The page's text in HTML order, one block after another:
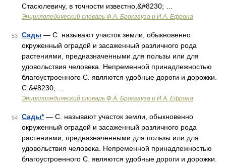
Стасюлевичу, в точности известно,&#8230; …
Энциклопедический словарь Ф.А. Брокгауза и И.А. Ефрона
53 Сады — С. называют участок земли, обыкновенно
окруженный оградой и засаженный различного рода
растениями, предназначенными для пользы или для
удовольствия человека. Непременной принадлежностью
благоустроенного С. являются удобные дороги и дорожки.
С.&#8230; …
Энциклопедический словарь Ф.А. Брокгауза и И.А. Ефрона
54 Сады*— С. называют участок земли, обыкновенно
окруженный оградой и засаженный различного рода
растениями, предназначенными для пользы или для
удовольствия человека. Непременной принадлежностью
благоустроенного С. являются удобные дороги и дорожки.